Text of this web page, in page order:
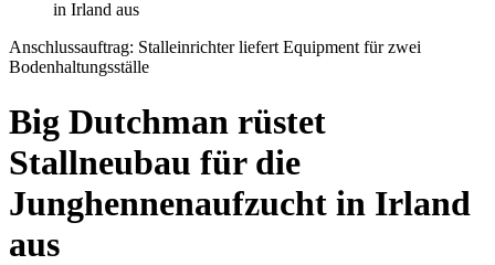
in Irland aus
Anschlussauftrag: Stalleinrichter liefert Equipment für zwei
Bodenhaltungsställe
Big Dutchman rüstet
Stallneubau für die
Junghennenaufzucht in Irland
aus